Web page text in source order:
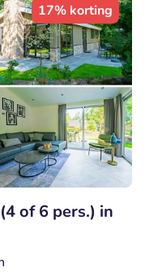
17% korting
of 6 pers.) in